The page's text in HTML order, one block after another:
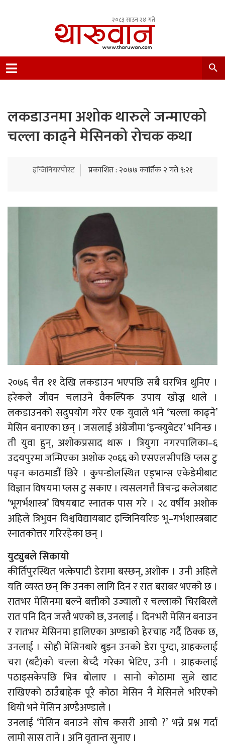
२०८३ साउन २४ गते
Nepal.
लकडाउनमा अशोक थारुले जन्माएको
चल्ला काढ्ने मेसिनको रोचक कथा
इन्जिनियरपोस्ट प्रकाशित : २०७७ कार्तिक २ गते ९:२१
२०७६ चैत ११ देखि लकडाउन भएपछि सबै घरभित्र थुनिए ।
हरेकले जीवन चलाउने वैकल्पिक उपाय खोज्न थाले ।
लकडाउनको सदुपयोग गरेर एक युवाले भने ‘चल्ला काढ्ने’
मेसिन बनाएका छन् । जसलाई अंग्रेजीमा ‘इन्क्युबेटर’ भनिन्छ ।
ती युवा हुन्, अशोकप्रसाद थारू । त्रियुगा नगरपालिका–६
उदयपुरमा जन्मिएका अशोक २०६६ को एसएलसीपछि प्लस टु
पढ्न काठमाडौं छिरे । कुपन्डोलस्थित एड्भान्स एकेडेमीबाट
विज्ञान विषयमा प्लस टु सकाए । त्यसलगत्तै त्रिचन्द्र कलेजबाट
‘भूगर्भशास्त्र’ विषयबाट स्नातक पास गरे । २८ वर्षीय अशोक
अहिले त्रिभुवन विश्वविद्यायबाट इन्जिनियरिङ भू–गर्भशास्त्रबाट
स्नातकोत्तर गरिरहेका छन् ।
युट्युबले सिकायो
कीर्तिपुरस्थित भत्केपाटी डेरामा बस्छन्, अशोक । उनी अहिले
यति व्यस्त छन् कि उनका लागि दिन र रात बराबर भएको छ ।
रातभर मेसिनमा बल्ने बत्तीको उज्यालो र चल्लाको चिरबिरले
रात पनि दिन जस्तै भएको छ, उनलाई । दिनभरी मेसिन बनाउन
र रातभर मेसिनमा हालिएका अण्डाको हेरचाह गर्दै ठिक्क छ,
उनलाई । सोही मेसिनबारे बुझ्न उनको डेरा पुग्दा, ग्राहकलाई
चरा (बटै)को चल्ला बेच्दै गरेका भेटिए, उनी । ग्राहकलाई
पठाइसकेपछि भित्र बोलाए । सानो कोठामा सुत्ने खाट
राखिएको ठाउँबाहेक पूरै कोठा मेसिन नै मेसिनले भरिएको
थियो भने मेसिन अण्डैअण्डाले ।
उनलाई ‘मेसिन बनाउने सोच कसरी आयो ?’ भन्ने प्रश्न गर्दा
लामो सास ताने । अनि वृतान्त सुनाए ।